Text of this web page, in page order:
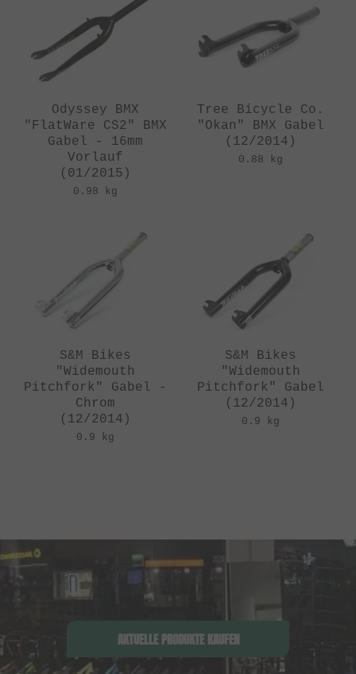
Odyssey BMX
"FlatWare CS2" BMX
Gabel - 16mm
Vorlauf
(01/2015)
0.98 kg
Tree Bicycle Co.
"Okan" BMX Gabel
(12/2014)
0.88 kg
S&M Bikes
"Widemouth
Pitchfork" Gabel -
Chrom
(12/2014)
0.9 kg
S&M Bikes
"Widemouth
Pitchfork" Gabel
(12/2014)
0.9 kg
AKTUELLE PRODUKTE KAUFEN